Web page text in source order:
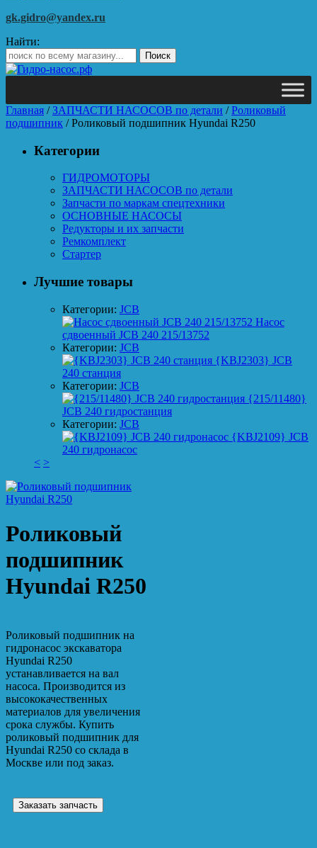
gk.gidro@yandex.ru
Найти:
Главная /ЗАПЧАСТИ НАСОСОВ по детали /Роликовый
подшипник / Роликовый подшипник Hyundai R250
Категории
ГИДРОМОТОРЫ
ЗАПЧАСТИ НАСОСОВ по детали
Запчасти по маркам спецтехники
ОСНОВНЫЕ НАСОСЫ
Редукторы и их запчасти
Ремкомплект
Стартер
Лучшие товары
Категории: JCB
Насос
сдвоенный JCB 240 215/13752
Категории: JCB
{KBJ2303} JCB
240 станция
Категории: JCB
{215/11480}
JCB 240 гидростанция
Категории: JCB
{KBJ2109} JCB
240 гидронасос
< >
Роликовый
подшипник
Hyundai R250
Роликовый подшипник на
гидронасос экскаватора
Hyundai R250
устанавливается на вал
насоса. Производится из
высококачественных
материалов для увеличения
срока службы. Купить
роликовый подшипник для
Hyundai R250 со склада в
Москве или под заказ.
Заказать запчасть